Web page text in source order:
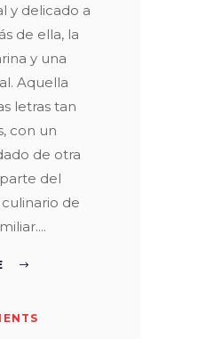
y delicado a
de ella, la
y una
Aquella
letras tan
con un
de otra
del
de